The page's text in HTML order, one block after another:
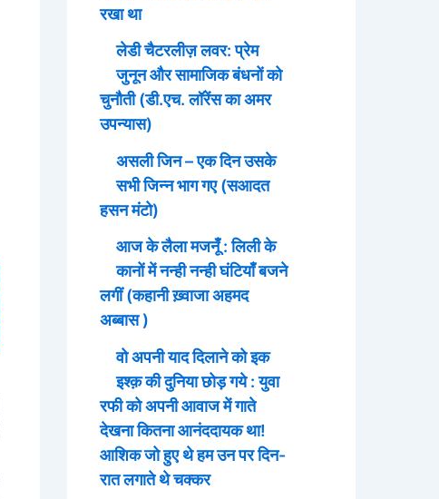
रखा था
लेडी चैटरलीज़ लवर: प्रेम
जुनून और सामाजिक बंधनों को
चुनौती (डी.एच. लॉरेंस का अमर
उपन्यास)
असली जिन – एक दिन उसके
सभी जिन्न भाग गए (सआदत
हसन मंटो)
आज के लैला मजनूँ : लिली के
कानों में नन्ही नन्ही घंटियाँ बजने
लगीं (कहानी ख़्वाजा अहमद
अब्बास )
वो अपनी याद दिलाने को इक
इश्क़ की दुनिया छोड़ गये : युवा
रफी को अपनी आवाज में गाते
देखना कितना आनंददायक था!
आशिक जो हुए थे हम उन पर दिन-
रात लगाते थे चक्कर